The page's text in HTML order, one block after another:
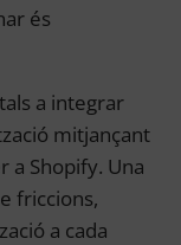
és
a integrar
mitjançant
a Shopify. Una
friccions,
a cada